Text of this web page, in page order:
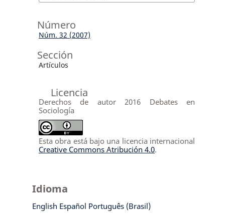
Número
Núm. 32 (2007)
Sección
Artículos
Licencia
Derechos de autor 2016 Debates en
Sociología
Esta obra está bajo una licencia internacional
Creative Commons Atribución 4.0.
Idioma
English Español Português (Brasil)